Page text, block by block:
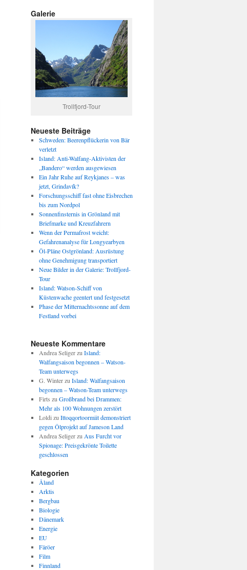
Galerie
Trollfjord-Tour
Neueste Beiträge
Schweden: Beerenpflückerin von Bär
verletzt
Island: Anti-Walfang-Aktivisten der
„Bandero“ werden ausgewiesen
Ein Jahr Ruhe auf Reykjanes – was
jetzt, Grindavík?
Forschungsschiff fast ohne Eisbrechen
bis zum Nordpol
Sonnenfinsternis in Grönland mit
Briefmarke und Kreuzfahrern
Wenn der Permafrost weicht:
Gefahrenanalyse für Longyearbyen
Öl-Pläne Ostgrönland: Ausrüstung
ohne Genehmigung transportiert
Neue Bilder in der Galerie: Trollfjord-
Tour
Island: Watson-Schiff von
Küstenwache geentert und festgesetzt
Phase der Mitternachtssonne auf dem
Festland vorbei
Neueste Kommentare
Andrea Seligerzu Island:
Walfangsaison begonnen – Watson-
Team unterwegs
G. Winterzu Island: Walfangsaison
begonnen – Watson-Team unterwegs
Firts zu Großbrand bei Drammen:
Mehr als 100 Wohnungen zerstört
Loldi zu Ittoqqortoormiit demonstriert
gegen Ölprojekt auf Jameson Land
Andrea Seligerzu Aus Furcht vor
Spionage: Preisgekrönte Toilette
geschlossen
Kategorien
Åland
Arktis
Bergbau
Biologie
Dänemark
Energie
EU
Färöer
Film
Finnland